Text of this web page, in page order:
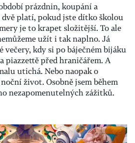
prázdnin, koupání a
platí, pokud jste dítko školou
je to krapet složitější. To ale
užít i tak naplno. Já
kdy si po báječném bijáku
piazzettě před hraničářem. A
utichá. Nebo naopak o
život. Osobně jsem během
nezapomenutelných zážitků.